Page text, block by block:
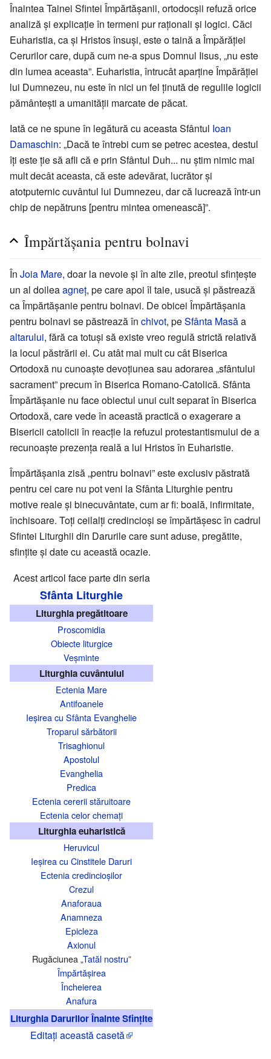
Înaintea Tainei Sfintei Împărtășanii, ortodocșii refuză orice
analiză și explicație în termeni pur raționali și logici. Căci
Euharistia, ca și Hristos însuși, este o taină a Împărăției
Cerurilor care, după cum ne-a spus Domnul Iisus, „nu este
din lumea aceasta”. Euharistia, întrucât aparține Împărăției
lui Dumnezeu, nu este în nici un fel ținută de regulile logicii
pământești a umanității marcate de păcat.
Iată ce ne spune în legătură cu aceasta Sfântul Ioan
Damaschin: „Dacă te întrebi cum se petrec acestea, destul
îți este ție să afli că e prin Sfântul Duh... nu știm nimic mai
mult decât aceasta, că este adevărat, lucrător și
atotputernic cuvântul lui Dumnezeu, dar că lucrează într-un
chip de nepătruns [pentru mintea omenească]”.
Împărtășania pentru bolnavi
În Joia Mare, doar la nevoie și în alte zile, preotul sfințește
un al doileaagneț, pe care apoi îl taie, usucă și păstrează
ca Împărtășanie pentru bolnavi. De obicei Împărtășania
pentru bolnavi se păstrează în chivot, peSfânta Masăa
altarului, fără ca totuși să existe vreo regulă strictă relativă
la locul păstrării ei. Cu atât mai mult cu cât Biserica
Ortodoxă nu cunoaște devoțiunea sau adorarea „sfântului
sacrament” precum în Biserica Romano-Catolică. Sfânta
Împărtășanie nu face obiectul unui cult separat în Biserica
Ortodoxă, care vede în această practică o exagerare a
Bisericii catolicii în reacție la refuzul protestantismului de a
recunoaște prezența reală a lui Hristos în Euharistie.
Împărtășania zisă „pentru bolnavi” este exclusiv păstrată
pentru cei care nu pot veni la Sfânta Liturghie pentru
motive reale și binecuvântate, cum ar fi: boală, infirmitate,
închisoare. Toți ceilalți credincioși se împărtășesc în cadrul
Sfintei Liturghii din Darurile care sunt aduse, pregătite,
sfințite și date cu această ocazie.
Acest articol face parte din seria
Sfânta Liturghie
Liturghia pregătitoare
Proscomidia
Obiecte liturgice
Veșminte
Liturghia cuvântului
Ectenia Mare
Antifoanele
Ieșirea cu Sfânta Evanghelie
Troparul sărbătorii
Trisaghionul
Apostolul
Evanghelia
Predica
Ectenia cererii stăruitoare
Ectenia celor chemați
Liturghia euharistică
Heruvicul
Ieșirea cu Cinstitele Daruri
Ectenia credincioșilor
Crezul
Anaforaua
Anamneza
Epicleza
Axionul
Rugăciunea „Tatăl nostru”
Împărtășirea
Încheierea
Anafura
Liturghia Darurilor Înainte Sfințite
Editați această casetă